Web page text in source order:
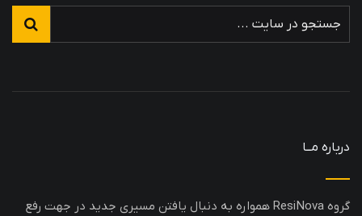
درباره مــا
گروه ResiNova همواره به دنبال یافتن مسیری جدید در جهت رفع